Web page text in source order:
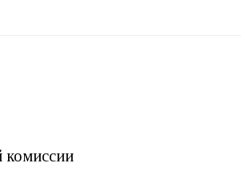
комиссии